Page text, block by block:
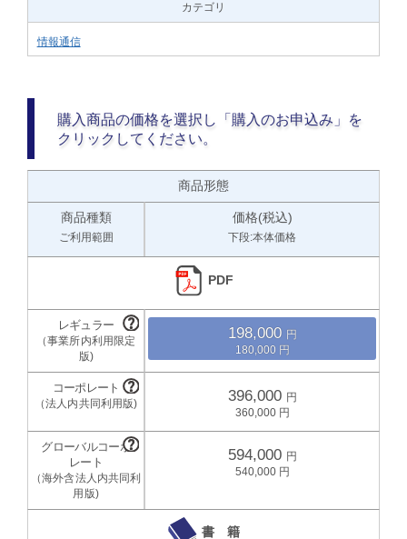
カテゴリ
情報通信
購入商品の価格を選択し「購入のお申込み」を
クリックしてください。
商品形態
商品種類
ご利用範囲
価格(税込)
下段:本体価格
PDF
198,000
180,000
396,000
360,000
594,000
540,000
書 籍